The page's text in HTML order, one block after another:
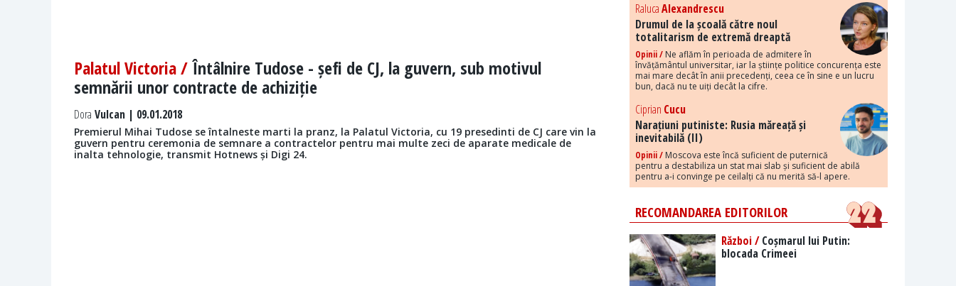
Palatul Victoria /Întâlnire Tudose - șefi de CJ, la guvern, sub motivul
semnării unor contracte de achiziție
Dora Vulcan | 09.01.2018
Premierul Mihai Tudose se întalneste marti la pranz, la Palatul Victoria, cu 19 presedinti de CJ care vin la
guvern pentru ceremonia de semnare a contractelor pentru mai multe zeci de aparate medicale de
inalta tehnologie, transmit Hotnews și Digi 24.
RalucaAlexandrescu
Drumul de la școală către noul
totalitarism de extremă dreaptă
Opinii / Ne aflăm în perioada de admitere în
învățământul universitar, iar la științe politice concurența este
mai mare decât în anii precedenți, ceea ce în sine e un lucru
bun, dacă nu te uiți decât la cifre.
Ciprian Cucu
Narațiuni putiniste: Rusia măreață și
inevitabilă (II)
Opinii / Moscova este încă suficient de puternică
pentru a destabiliza un stat mai slab și suficient de abilă
pentru a-i convinge pe ceilalți că nu merită să-l apere.
RECOMANDAREA EDITORILOR
Război /Coșmarul lui Putin:
blocada Crimeei